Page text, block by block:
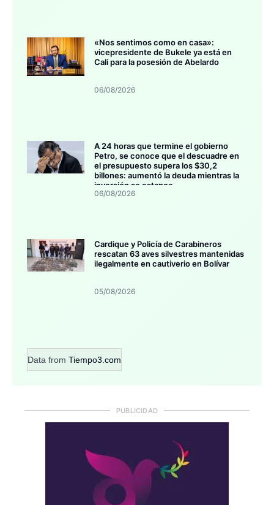
«Nos sentimos como en casa»:
vicepresidente de Bukele ya está en
Cali para la posesión de Abelardo
06/08/2026
A 24 horas que termine el gobierno
Petro, se conoce que el descuadre en
el presupuesto supera los $30,2
billones: aumentó la deuda mientras la
inversión se estanca
06/08/2026
Cardique y Policía de Carabineros
rescatan 63 aves silvestres mantenidas
ilegalmente en cautiverio en Bolívar
05/08/2026
Data from Tiempo3.com
PUBLICIDAD